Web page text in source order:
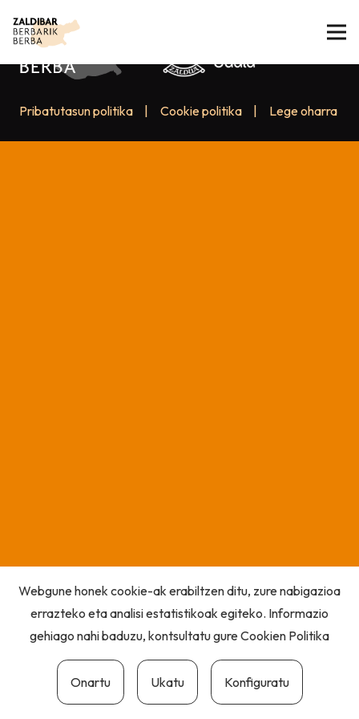
Pribatutasun politika Cookie politika Lege oharra
Webgune honek cookie-ak erabiltzen ditu, zure nabigazioa
errazteko eta analisi estatistikoak egiteko. Informazio
gehiago nahi baduzu, kontsultatu gureCookien Politika
Onartu Ukatu Konfiguratu